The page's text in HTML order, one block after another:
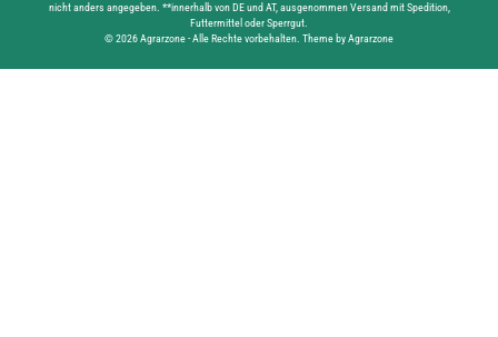
nicht anders angegeben. **innerhalb von DE und AT, ausgenommen Versand mit Spedition,
Futtermittel oder Sperrgut.
© 2026 Agrarzone - Alle Rechte vorbehalten. Theme by Agrarzone